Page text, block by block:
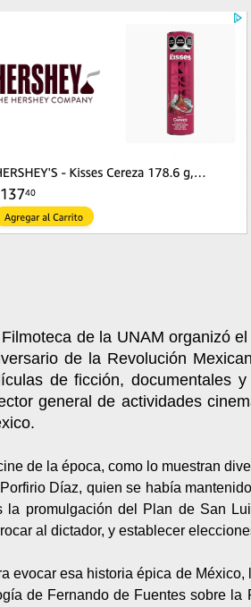
de la UNAM organizó
de la Revolución
de ficción, documentales
general de actividades
de la época, como lo muestran
Díaz, quien se había
la promulgación del Plan de San
al dictador, y establecer
evocar esa historia épica de
de Fernando de Fuentes sobre la